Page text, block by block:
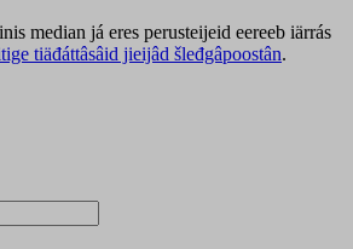
median já eres perusteijeid eereeb iärrás
tiäđáttâsâid jieijâd šleđgâpoostân.